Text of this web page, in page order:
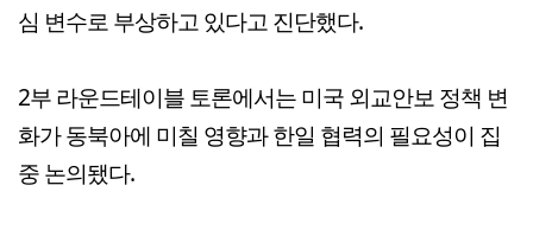
심 변수로 부상하고 있다고 진단했다.
2부 라운드테이블 토론에서는 미국 외교안보 정책 변
화가 동북아에 미칠 영향과 한일 협력의 필요성이 집
중 논의됐다.